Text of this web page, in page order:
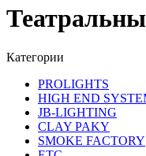
Категории
PROLIGHTS
HIGH END
JB-LIGHTING
CLAY PAKY
SMOKE FACTORY